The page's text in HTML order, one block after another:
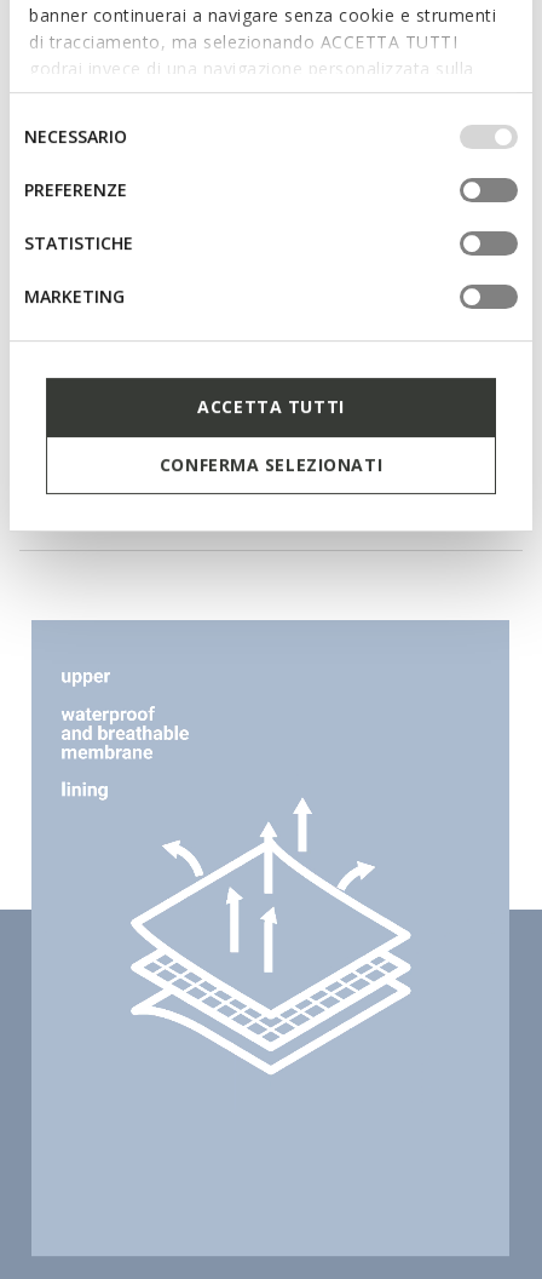
banner continuerai a navigare senza cookie e strumenti
di tracciamento, ma selezionando ACCETTA TUTTI
godrai invece di una navigazione personalizzata sulla
base dei tuoi gusti ed interessi. Selezionando
IMPOSTAZIONI potrai anche scegliere quali cookies ed
altri strumenti di tracciamento autorizzare. Per maggiori
informazioni o per modificare in qualsiasi momento le
tue impostazioni, visita la nostra
del
consenso
NECESSARIO
PREFERENZE
STATISTICHE
MARKETING
ACCETTA TUTTI
CONFERMA SELEZIONATI
Máxima impermeabilidade e respirabilidade para uma
Proteção contra o frio graças a um nível ideal de
isolamento térmico
Amortecimento ideal que oferece proteção e absorção
Calçado leve